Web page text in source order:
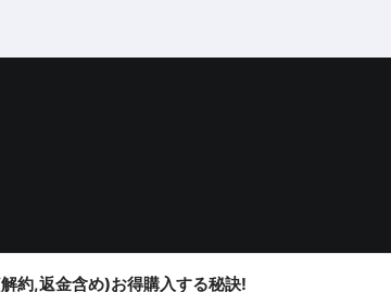
約,返金含め)お得購入する秘訣!